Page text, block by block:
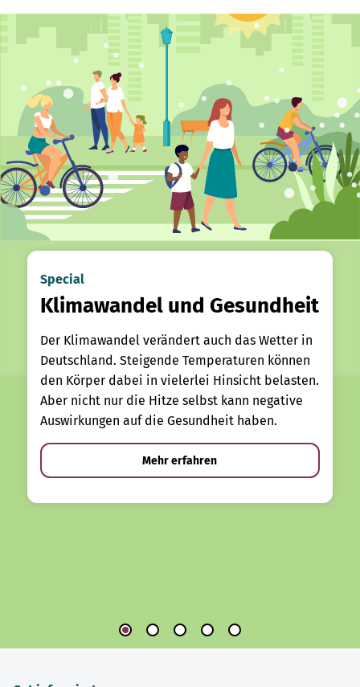
Special
Klimawandel und Gesundheit
Der Klimawandel verändert auch das Wetter in
Deutschland. Steigende Temperaturen können
den Körper dabei in vielerlei Hinsicht belasten.
Aber nicht nur die Hitze selbst kann negative
Auswirkungen auf die Gesundheit haben.
Mehr erfahren